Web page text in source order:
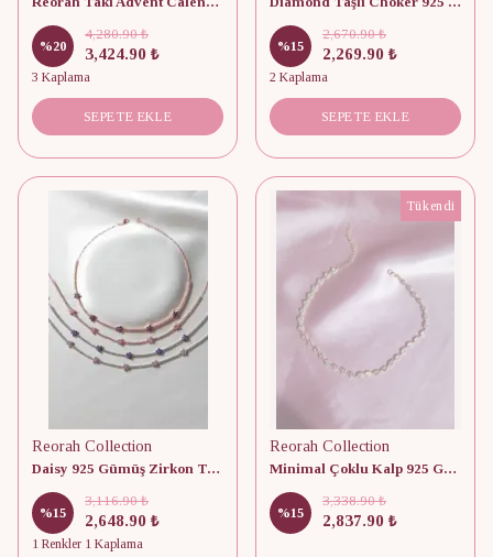
%20
4,280.90 ₺
3,424.90 ₺
3 Kaplama
SEPETE EKLE
%15
2,670.90 ₺
2,269.90 ₺
2 Kaplama
SEPETE EKLE
Reorah Collection
Daisy 925 Gümüş Zirkon Taşlı Choker/Kolye
%15
3,116.90 ₺
2,648.90 ₺
1 Renkler 1 Kaplama
Tükendi
Reorah Collection
Minimal Çoklu Kalp 925 Gümüş Choker
%15
3,338.90 ₺
2,837.90 ₺